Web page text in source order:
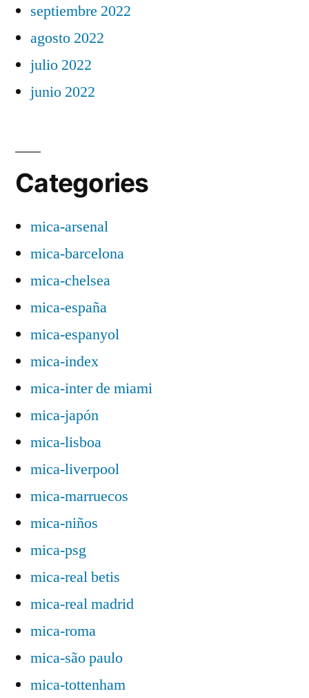
septiembre 2022
agosto 2022
julio 2022
junio 2022
Categories
mica-arsenal
mica-barcelona
mica-chelsea
mica-españa
mica-espanyol
mica-index
mica-inter de miami
mica-japón
mica-lisboa
mica-liverpool
mica-marruecos
mica-niños
mica-psg
mica-real betis
mica-real madrid
mica-roma
mica-são paulo
mica-tottenham